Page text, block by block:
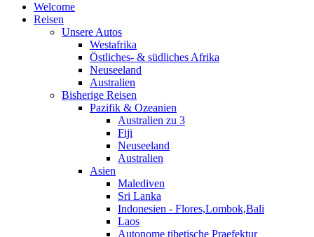
Welcome
Reisen
Unsere Autos
Westafrika
Östliches- & südliches Afrika
Neuseeland
Australien
Bisherige Reisen
Pazifik & Ozeanien
Australien zu 3
Fiji
Neuseeland
Australien
Asien
Malediven
Sri Lanka
Indonesien - Flores,Lombok,Bali
Laos
Autonome tibetische Praefektur